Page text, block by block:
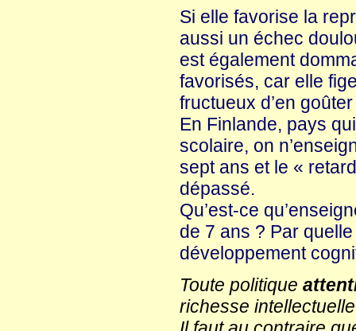
Si elle favorise la
aussi un échec
est également
favorisés, car elle
fructueux d’en
En Finlande, pays
scolaire, on
sept ans et le «
dépassé.
Qu’est-ce
de 7 ans ? Par
développement
Toute politique
richesse